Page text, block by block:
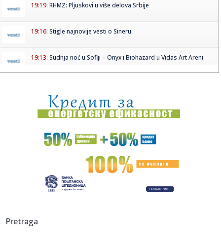
19:19: RHMZ: Pljuskovi u više delova Srbije
19:16: Stigle najnovije vesti o Sineru
19:13: Sudnja noć u Sofiji – Onyx i Biohazard u Vidas Art Areni
19:13:U toku evakuacija u Deliblatskoj peščari, požar stigao do
Čar...
19:10:Ovo će biti tri ključne teme razgovora sa Zelenskim: Vučić
GO SNS Saopštenje za javnost
19:07:Zelenski u subotu prvi put u zvaničnoj poseti Srbiji
Pretraga